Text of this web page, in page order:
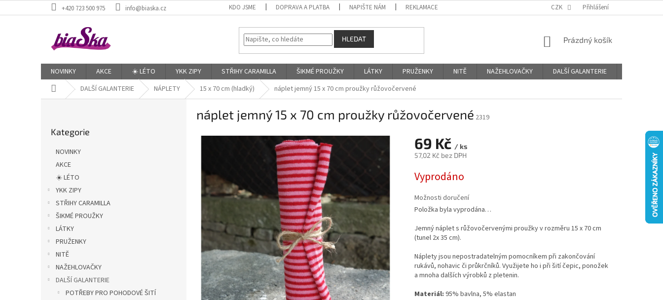
na
+420 723 500 975 info@biaska.cz KDO JSME DOPRAVA A PLATBA NAPIŠTE NÁM REKLAMACE PODMÍNKY OCHRANY OSOBNÍCH ÚDAJŮ
CZK Přihlášení
HLEDAT
NÁKUPNÍ
Prázdný košík
NOVINKY AKCE ☀️ LÉTO YKK ZIPY STŘIHY CARAMILLA ŠIKMÉ PROUŽKY LÁTKY PRUŽENKY NITĚ NAŽEHLOVAČKY DALŠÍ GALANTERIE
Domů DALŠÍ GALANTERIE NÁPLETY 15 x 70 cm (hladký) náplet jemný 15 x 70 cm proužky růžovočervené
kategorie
Kategorie
NOVINKY
AKCE
☀️ LÉTO
YKK ZIPY
STŘIHY CARAMILLA
ŠIKMÉ PROUŽKY
LÁTKY
PRUŽENKY
NITĚ
NAŽEHLOVAČKY
DALŠÍ GALANTERIE
POTŘEBY PRO POHODOVÉ ŠITÍ
náplet jemný 15 x 70 cm proužky růžovočervené 2319
69 Kč / ks
57,02 Kč bez DPH
cena:
Vyprodáno
Možnosti doručení
Položka byla vyprodána…
Jemný náplet s růžovočervenými proužky v rozměru 15 x 70 cm
(tunel 2x 35 cm).
Náplety jsou nepostradatelným pomocníkem při zakončování
rukávů, nohavic či průkrčníků. Využijete ho i při šití čepic, ponožek
a mnoha dalších výrobků z pletenin.
Materiál: 95% bavlna, 5% elastan